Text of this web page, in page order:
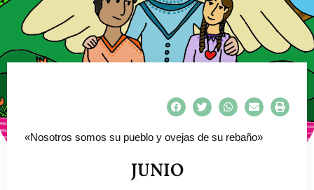
«Nosotros somos su pueblo y ovejas de su rebaño»
JUNIO